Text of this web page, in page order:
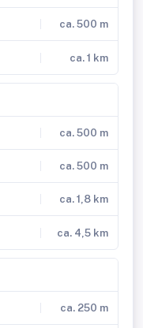
ca. 500 m
ca. 1 km
ca. 500 m
ca. 500 m
ca. 1,8 km
ca. 4,5 km
ca. 250 m